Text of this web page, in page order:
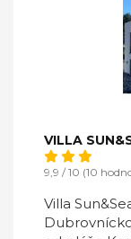
VILLA
9,9 / 10 (10
Villa